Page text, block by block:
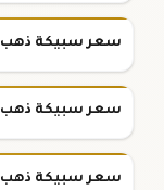
سعر سبيكة ذهب ٥ جرام عيار ٢٤
سعر سبيكة ذهب ١٠ جرام عيار ٢٤
سعر سبيكة ذهب ٢٠ جرام عيار ٢٤